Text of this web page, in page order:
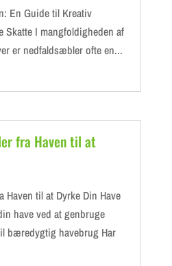
En Guide til Kreativ
Skatte I mangfoldigheden af
er nedfaldsæbler ofte en...
fra Haven til at
Haven til at Dyrke Din Have
have ved at genbruge
bæredygtig havebrug Har